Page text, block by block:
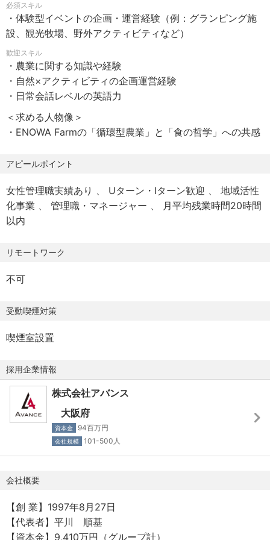
・宿泊ゲストに向けたアクティビティの企画・実施（例：
野菜の収穫体験や、ファーム内でのテイスティングツアー
など）
・官公庁イベント（地域活性化を目的とした公的プロジェ
クトなど）
・企業とのコラボレーションイベント（地元企業・大手企
業様々です）
ENOWA Farmでは、新たな取り組みにチャレンジしていた
最上の野菜を届けるという「オーダーメイドの野菜づく
り」を展開しておりますが、今後はイベント・ツアー支援
など農園の見学ツアーや体験イベント・アクティビティを
【待遇・福利厚生】
・昇給年1回
・賞与年2回
・交通費月5万円迄
・社宅あり
・退職金制度
・社員旅行
社会保険：健康保険、厚生年金、労災保険、雇用保険、介
諸手当：残業手当（10時間分の固定残業代として支給。超
受動喫煙対策：屋内原則禁煙（施設内喫煙スペースあり）
必須スキル
・体験型イベントの企画・運営経験（例：グランピング施
設、観光牧場、野外アクティビティなど）
歓迎スキル
・農業に関する知識や経験
・自然×アクティビティの企画運営経験
・日常会話レベルの英語力
＜求める人物像＞
・ENOWA Farmの「循環型農業」と「食の哲学」への共感
アピールポイント
女性管理職実績あり Uターン・Iターン歓迎
地域活性
化事業
管理職・マネージャー
月平均残業時間20時間
以内
リモートワーク
不可
受動喫煙対策
喫煙室設置
採用企業情報
株式会社アバンス
大阪府
資本金 94百万円
会社規模 101-500人
会社概要
【創 業】1997年8月27日
【代表者】平川 順基
【資本金】9,410万円（グループ計）